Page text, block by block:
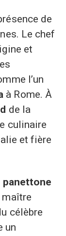
de
Le chef
et
l’un
à Rome. À
de la
culinaire
et fière
panettone
maître
célèbre
un